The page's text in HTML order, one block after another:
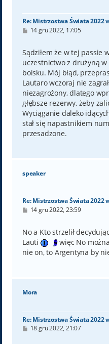
Re: Mistrzostwa Świata 2022
P
t
14 gru 2022, 17:05
Sądziłem że w tej passie
uczestnictwo z drużyną
boisku. Mój błąd,
Lautaro wczoraj nie
niezagrożony, dlatego
głębsze rezerwy, żeby
Wyciąganie daleko
stał się napastnikiem
przesadzone.
speaker
Re: Mistrzostwa Świata 2022
P
t
14 gru 2022, 23:59
No a Kto strzelił
Lauti
więc No
nie on, to Argentyna by
Mora
Re: Mistrzostwa Świata 2022
P18 gru 2022, 21:07